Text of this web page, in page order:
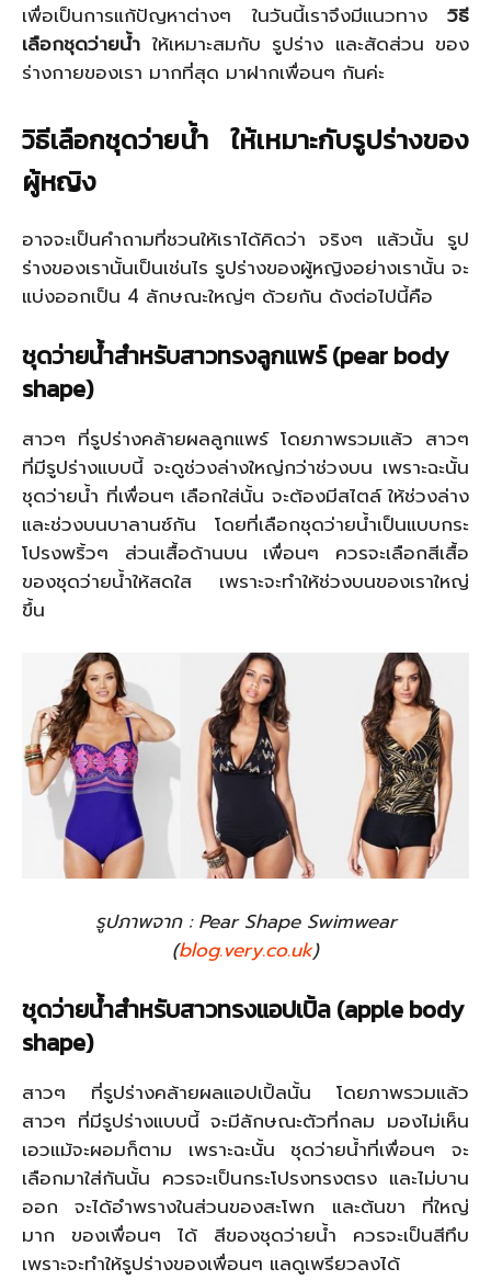
เพื่อเป็นการแก้ปัญหาต่างๆ ในวันนี้เราจึงมีแนวทาง วิธี
เลือกชุดว่ายน้ำ ให้เหมาะสมกับ รูปร่าง และสัดส่วน ของ
ร่างกายของเรา มากที่สุด มาฝากเพื่อนๆ กันค่ะ
วิธีเลือกชุดว่ายน้ำ ให้เหมาะกับรูปร่างของ
ผู้หญิง
อาจจะเป็นคำถามที่ชวนให้เราได้คิดว่า จริงๆ แล้วนั้น รูป
ร่างของเรานั้นเป็นเช่นไร รูปร่างของผู้หญิงอย่างเรานั้น จะ
แบ่งออกเป็น 4 ลักษณะใหญ่ๆ ด้วยกัน ดังต่อไปนี้คือ
ชุดว่ายน้ำสำหรับสาวทรงลูกแพร์ (pear body
shape)
สาวๆ ที่รูปร่างคล้ายผลลูกแพร์ โดยภาพรวมแล้ว สาวๆ
ที่มีรูปร่างแบบนี้ จะดูช่วงล่างใหญ่กว่าช่วงบน เพราะฉะนั้น
ชุดว่ายน้ำ ที่เพื่อนๆ เลือกใส่นั้น จะต้องมีสไตล์ ให้ช่วงล่าง
และช่วงบนบาลานซ์กัน โดยที่เลือกชุดว่ายน้ำเป็นแบบกระ
โปรงพริ้วๆ ส่วนเสื้อด้านบน เพื่อนๆ ควรจะเลือกสีเสื้อ
ของชุดว่ายน้ำให้สดใส เพราะจะทำให้ช่วงบนของเราใหญ่
ขึ้น
รูปภาพจาก : Pear Shape Swimwear
(blog.very.co.uk)
ชุดว่ายน้ำสำหรับสาวทรงแอปเปิ้ล (apple body
shape)
สาวๆ ที่รูปร่างคล้ายผลแอปเปิ้ลนั้น โดยภาพรวมแล้ว
สาวๆ ที่มีรูปร่างแบบนี้ จะมีลักษณะตัวที่กลม มองไม่เห็น
เอวแม้จะผอมก็ตาม เพราะฉะนั้น ชุดว่ายน้ำที่เพื่อนๆ จะ
เลือกมาใส่กันนั้น ควรจะเป็นกระโปรงทรงตรง และไม่บาน
ออก จะได้อำพรางในส่วนของสะโพก และต้นขา ที่ใหญ่
มาก ของเพื่อนๆ ได้ สีของชุดว่ายน้ำ ควรจะเป็นสีทึบ
เพราะจะทำให้รูปร่างของเพื่อนๆ แลดูเพรียวลงได้